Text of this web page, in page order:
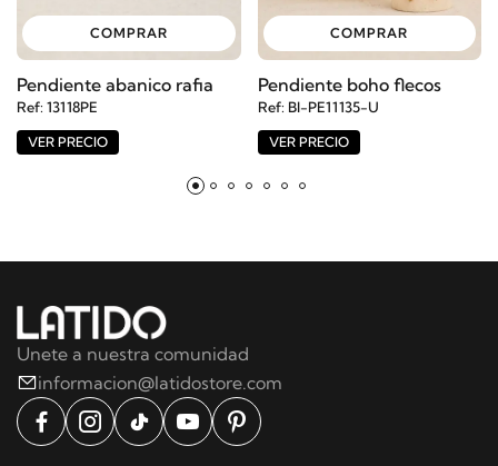
COMPRAR
Pendiente abanico rafia
Ref: 13118PE
VER PRECIO
COMPRAR
Pendiente boho flecos
Ref: BI-PE11135-U
VER PRECIO
Unete a nuestra comunidad
informacion@latidostore.com